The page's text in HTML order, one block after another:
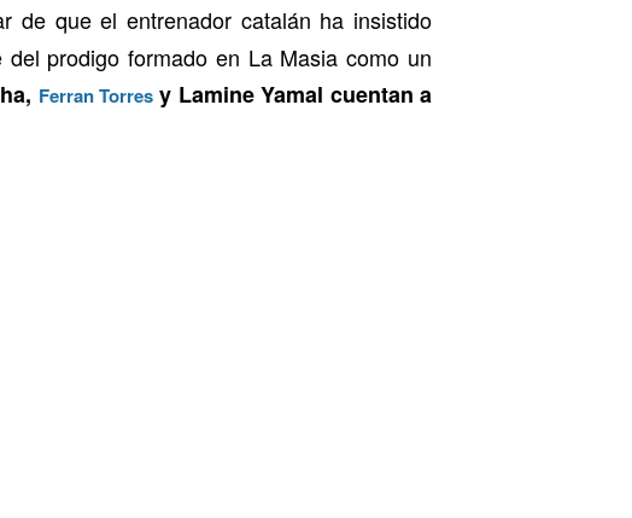
de que el entrenador catalán ha insistido
prodigo formado en La Masia como un
Ferran Torresy Lamine Yamal cuentan a